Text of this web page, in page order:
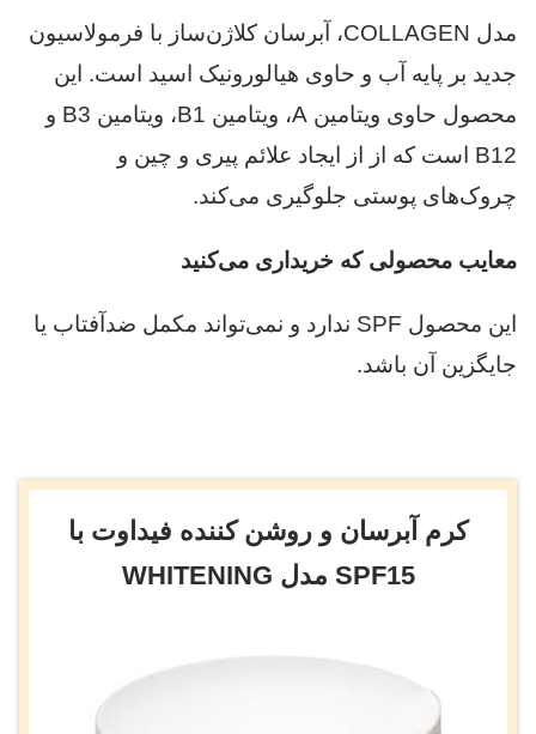
مدل COLLAGEN، آبرسان کلاژن‌ساز با فرمولاسیون
جدید بر پایه آب و حاوی هیالورونیک اسید است. این
محصول حاوی ویتامین A، ویتامین B1، ویتامین B3 و
B12 است که از از ایجاد علائم پیری و چین و
چروک‌های پوستی جلوگیری می‌کند.
معایب محصولی که خریداری می‌کنید
این محصول SPF ندارد و نمی‌تواند مکمل ضدآفتاب یا
جایگزین آن باشد.
کرم آبرسان و روشن کننده فیداوت با
SPF15 مدل WHITENING